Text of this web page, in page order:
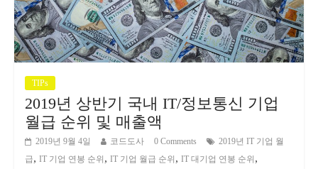
TIPs
2019년 상반기 국내 IT/정보통신 기업
월급 순위 및 매출액
2019년 9월 4일 코드도사 0 Comments
2019년 IT 기업 월
급, IT 기업 연봉 순위 , IT 기업 월급 순위 , IT 대기업 연봉 순위 ,